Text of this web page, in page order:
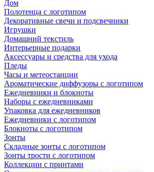
Дом
Полотенца с логотипом
Декоративные свечи и подсвечники
Игрушки
Домашний текстиль
Интерьерные подарки
Аксессуары и средства для ухода
Пледы
Часы и метеостанции
Ароматические диффузоры с логотипом
Ежедневники и блокноты
Наборы с ежедневниками
Упаковка для ежедневников
Ежедневники с логотипом
Блокноты с логотипом
Зонты
Складные зонты с логотипом
Зонты трости с логотипом
Коллекции с принтами